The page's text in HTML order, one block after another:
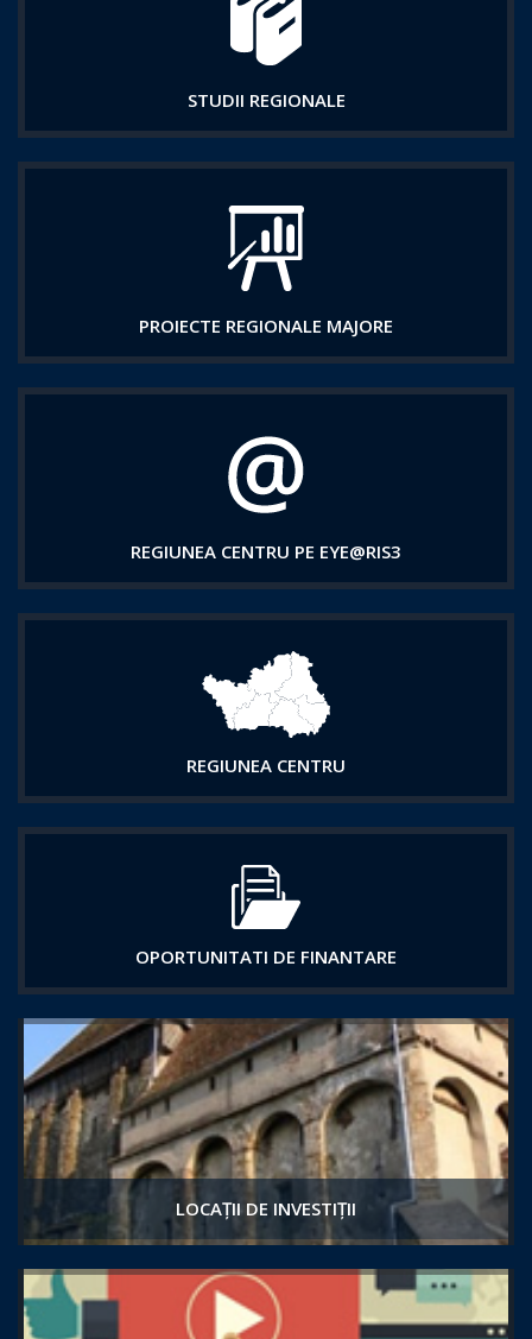
STUDII REGIONALE
PROIECTE REGIONALE MAJORE
REGIUNEA CENTRU PE EYE@RIS3
REGIUNEA CENTRU
OPORTUNITATI DE FINANTARE
LOCAȚII DE INVESTIȚII